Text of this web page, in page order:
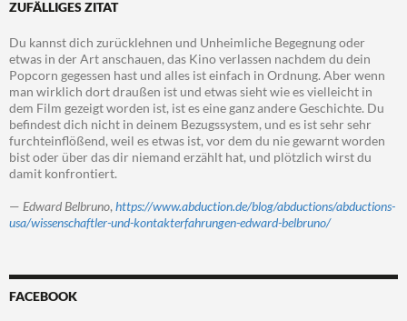
ZUFÄLLIGES ZITAT
Du kannst dich zurücklehnen und Unheimliche Begegnung oder
etwas in der Art anschauen, das Kino verlassen nachdem du dein
Popcorn gegessen hast und alles ist einfach in Ordnung. Aber wenn
man wirklich dort draußen ist und etwas sieht wie es vielleicht in
dem Film gezeigt worden ist, ist es eine ganz andere Geschichte. Du
befindest dich nicht in deinem Bezugssystem, und es ist sehr sehr
furchteinflößend, weil es etwas ist, vor dem du nie gewarnt worden
bist oder über das dir niemand erzählt hat, und plötzlich wirst du
damit konfrontiert.
— Edward Belbruno, https://www.abduction.de/blog/abductions/abductions-
usa/wissenschaftler-und-kontakterfahrungen-edward-belbruno/
FACEBOOK